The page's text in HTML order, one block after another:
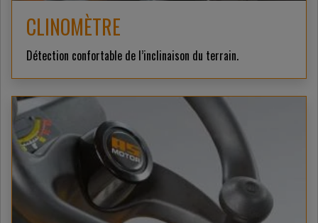
CLINOMÈTRE
Détection confortable de l’inclinaison du terrain.